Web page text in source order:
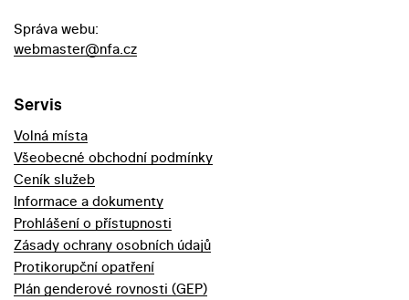
Správa webu:
webmaster@nfa.cz
Servis
Volná místa
Všeobecné obchodní podmínky
Ceník služeb
Informace a dokumenty
Prohlášení o přístupnosti
Zásady ochrany osobních údajů
Protikorupční opatření
Plán genderové rovnosti (GEP)